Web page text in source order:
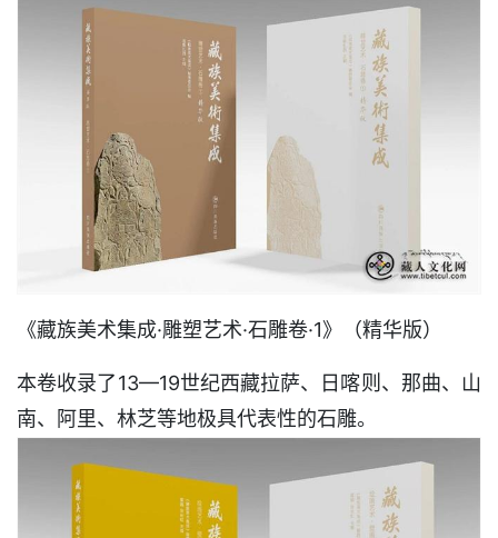
《藏族美术集成·雕塑艺术·石雕卷·1》（精华版）
本卷收录了13—19世纪西藏拉萨、日喀则、那曲、山
南、阿里、林芝等地极具代表性的石雕。